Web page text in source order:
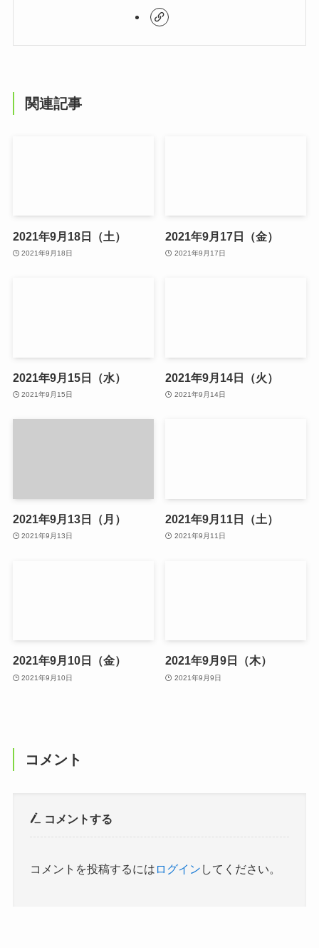
関連記事
2021年9月18日（土）
2021年9月18日
2021年9月17日（金）
2021年9月17日
2021年9月15日（水）
2021年9月15日
2021年9月14日（火）
2021年9月14日
2021年9月13日（月）
2021年9月13日
2021年9月11日（土）
2021年9月11日
2021年9月10日（金）
2021年9月10日
2021年9月9日（木）
2021年9月9日
コメント
コメントする
コメントを投稿するには ログイン してください。